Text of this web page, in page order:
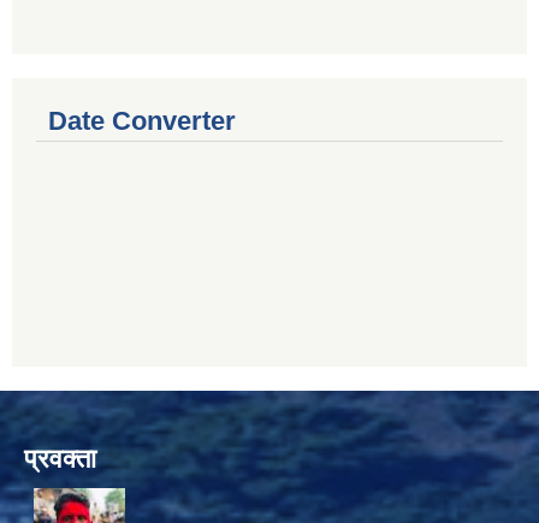
Date Converter
प्रवक्ता